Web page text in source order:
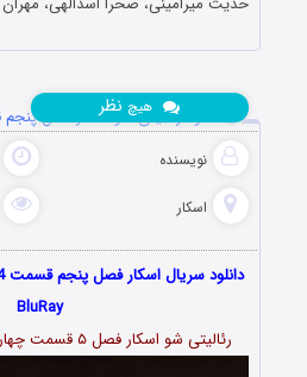
دانلود رئالیتی شو اسکار فصل
نویسنده
اسکار
هیچ نظر
BluRay
رئالیتی شو اسکار فصل ۵ قسمت چهارم با اجرای مهران مدیری